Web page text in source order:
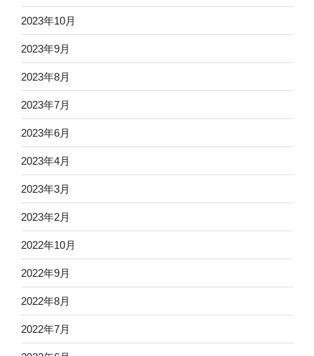
2023年10月
2023年9月
2023年8月
2023年7月
2023年6月
2023年4月
2023年3月
2023年2月
2022年10月
2022年9月
2022年8月
2022年7月